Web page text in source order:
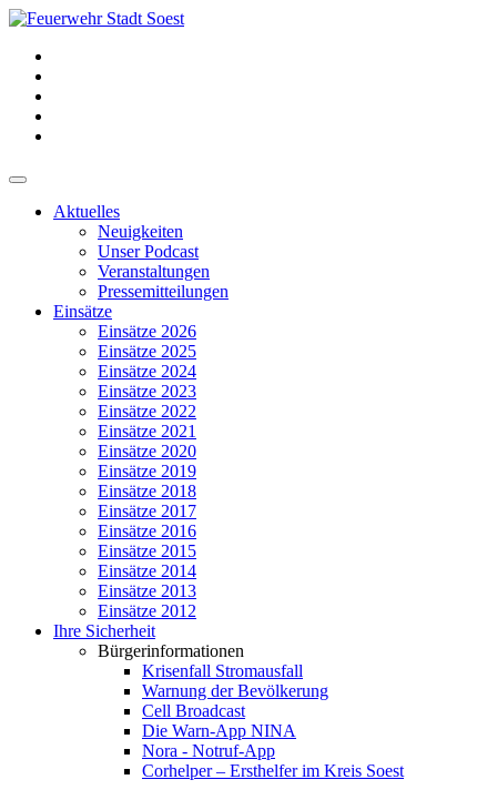
Aktuelles
Neuigkeiten
Unser Podcast
Veranstaltungen
Pressemitteilungen
Einsätze
Einsätze 2026
Einsätze 2025
Einsätze 2024
Einsätze 2023
Einsätze 2022
Einsätze 2021
Einsätze 2020
Einsätze 2019
Einsätze 2018
Einsätze 2017
Einsätze 2016
Einsätze 2015
Einsätze 2014
Einsätze 2013
Einsätze 2012
Ihre Sicherheit
Bürgerinformationen
Krisenfall Stromausfall
Warnung der Bevölkerung
Cell Broadcast
Die Warn-App NINA
Nora - Notruf-App
Corhelper – Ersthelfer im Kreis Soest